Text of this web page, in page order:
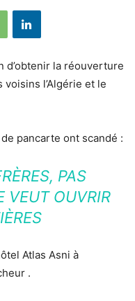
d’obtenir la réouverture
l’Algérie et le
pancarte ont scandé :
PAS
VEUT OUVRIR
Atlas Asni à
.